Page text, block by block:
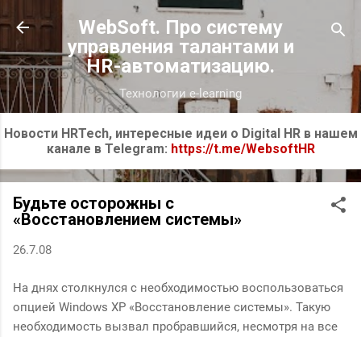
К основному контенту
WebSoft. Про систему
управления талантами и
HR-автоматизацию.
Технологии e-learning
Новости HRTech, интересные идеи о Digital HR в нашем
канале в Telegram: https://t.me/WebsoftHR
Будьте осторожны с
«Восстановлением системы»
26.7.08
На днях столкнулся с необходимостью воспользоваться
опцией Windows XP «Восстановление системы». Такую
необходимость вызвал пробравшийся, несмотря на все